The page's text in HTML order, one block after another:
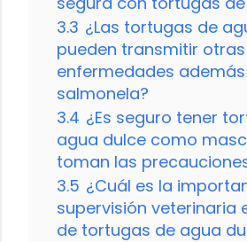
3.3 ¿Las tortugas de
pueden transmitir otras
enfermedades
salmonela?
3.4 ¿Es seguro tener
agua dulce como
toman las
3.5 ¿Cuál es la
supervisión veterinaria
de tortugas de agua